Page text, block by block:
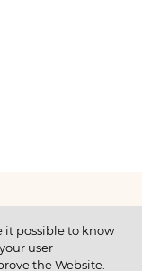
it possible to know
user
the Website.